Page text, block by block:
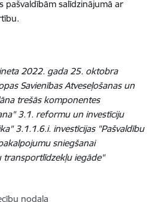
pašvaldībām salīdzinājumā ar
2022. gada 25. oktobra
Savienības Atveseļošanas un
trešās komponentes
3.1. reformu un investīciju
3.1.1.6.i. investīcijas "Pašvaldību
sniegšanai
transportlīdzekļu iegāde"
nodaļa